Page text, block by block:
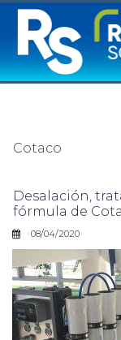
Cotaco
Desalación,
fórmula de
08/04/2020